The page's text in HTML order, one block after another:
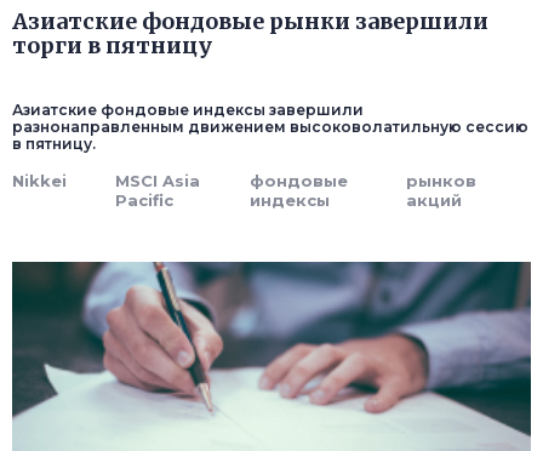
Азиатские фондовые рынки завершили
торги в пятницу
Азиатские фондовые индексы завершили
разнонаправленным движением высоковолатильную сессию
в пятницу.
Nikkei
MSCI Asia
Pacific
фондовые
индексы
рынков
акций